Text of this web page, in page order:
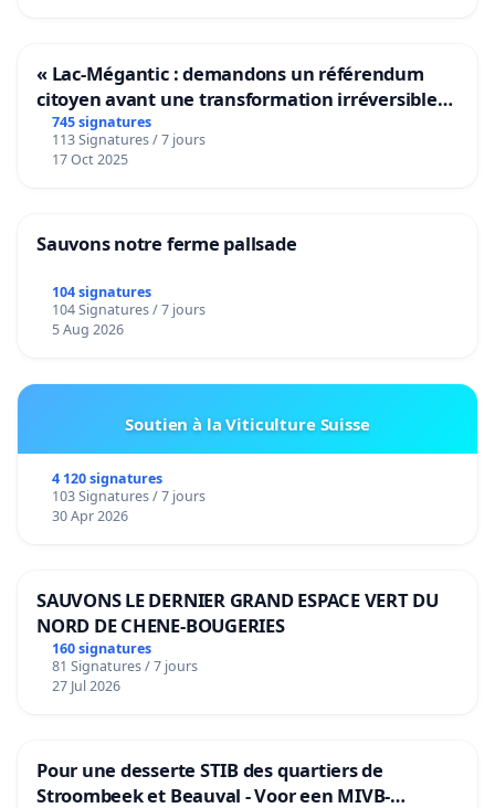
« Lac-Mégantic : demandons un référendum
citoyen avant une transformation irréversible
de notre territoire »
745 signatures
113 Signatures / 7 jours
17 Oct 2025
Sauvons notre ferme pallsade
104 signatures
104 Signatures / 7 jours
5 Aug 2026
Soutien à la Viticulture Suisse
4 120 signatures
103 Signatures / 7 jours
30 Apr 2026
SAUVONS LE DERNIER GRAND ESPACE VERT DU
NORD DE CHENE-BOUGERIES
160 signatures
81 Signatures / 7 jours
27 Jul 2026
Pour une desserte STIB des quartiers de
Stroombeek et Beauval - Voor een MIVB-